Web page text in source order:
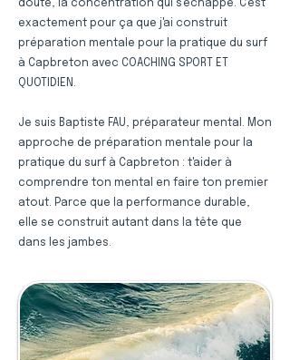
doute, la concentration qui s'échappe. C'est
exactement pour ça que j'ai construit
préparation mentale pour la pratique du surf
à Capbreton avec COACHING SPORT ET
QUOTIDIEN.
Je suis Baptiste FAU, préparateur mental. Mon
approche de préparation mentale pour la
pratique du surf à Capbreton : t'aider à
comprendre ton mental en faire ton premier
atout. Parce que la performance durable,
elle se construit autant dans la tête que
dans les jambes.